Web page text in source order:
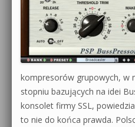
kompresorów grupowych, w
stopniu bazujących na idei
konsolet firmy SSL,
to nie do końca prawda.